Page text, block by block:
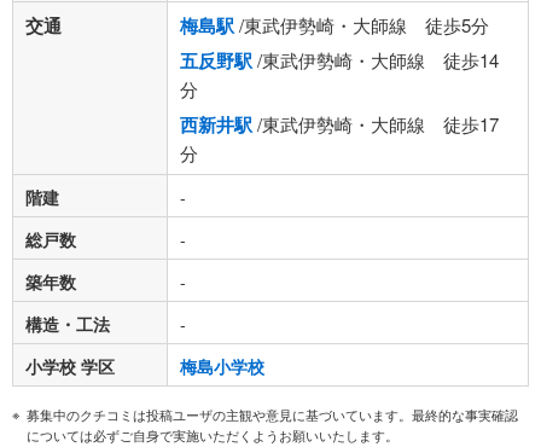
交通 梅島駅/東武伊勢崎・大師線 徒歩5分
五反野駅/東武伊勢崎・大師線 徒歩14
分
西新井駅/東武伊勢崎・大師線 徒歩17
分
階建
-
総戸数
-
築年数
-
構造・工法
-
小学校 学区
梅島小学校
募集中のクチコミは投稿ユーザの主観や意見に基づいています。最終的な事実確認
については必ずご自身で実施いただくようお願いいたします。